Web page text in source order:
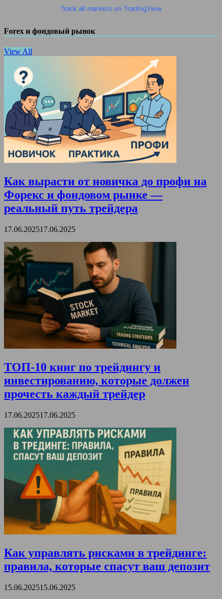
Track all markets on TradingView
Forex и фондовый рынок
View All
Как вырасти от новичка до профи на
Форекс и фондовом рынке —
реальный путь трейдера
17.06.202517.06.2025
ТОП-10 книг по трейдингу и
инвестированию, которые должен
прочесть каждый трейдер
17.06.202517.06.2025
Как управлять рисками в трейдинге:
правила, которые спасут ваш депозит
15.06.202515.06.2025